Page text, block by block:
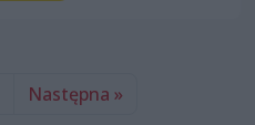
Następna »